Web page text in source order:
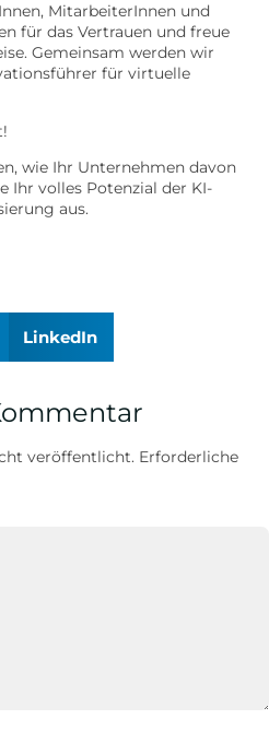
MitarbeiterInnen und
für das Vertrauen und freue
Gemeinsam werden wir
für virtuelle
wie Ihr Unternehmen davon
Ihr volles Potenzial der KI-
aus.
LinkedIn
veröffentlicht. Erforderliche